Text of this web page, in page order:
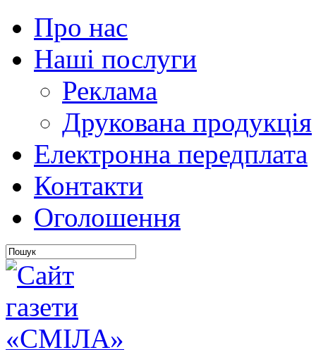
Про нас
Наші послуги
Реклама
Друкована продукція
Електронна передплата
Контакти
Оголошення